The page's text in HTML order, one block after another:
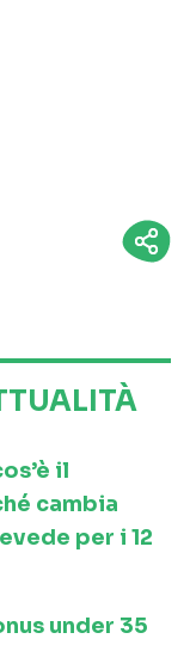
il
cambia
per i 12
under 35